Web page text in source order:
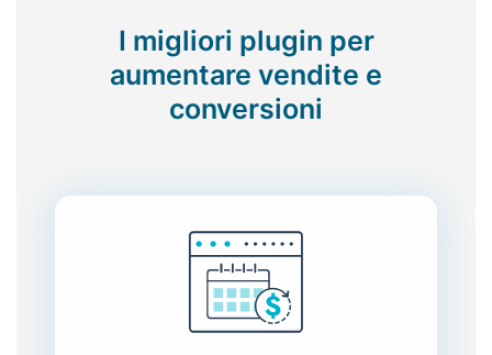
I migliori plugin per
aumentare vendite e
conversioni